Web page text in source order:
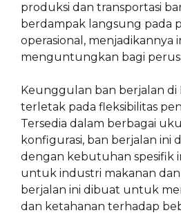
produksi dan transportasi
berdampak langsung pada
operasional, menjadikannya
menguntungkan bagi
Keunggulan ban berjalan di
terletak pada fleksibilitas
Tersedia dalam berbagai
konfigurasi, ban berjalan ini
dengan kebutuhan spesifik
untuk industri makanan
berjalan ini dibuat untuk
dan ketahanan terhadap